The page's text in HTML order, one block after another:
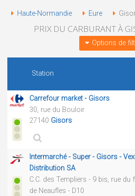
Haute-Normandie Eure
PRIX DU CARBURANT À
Options de
Station
Carrefour market - Gisors
30, rue du Bouloir
27140 Gisors
Intermarché - Super - Gisors -
Distribution SA
C.C. des Templiers - 9 bis, rue du
de Neaufles - D10